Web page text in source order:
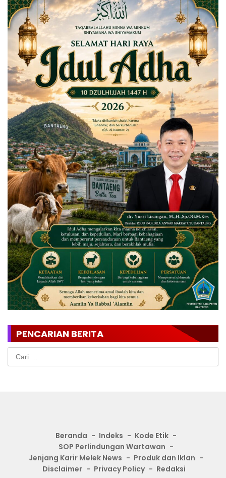
PENCARIAN BERITA
Cari
untuk:
Beranda Indeks
Kode Etik
SOP Perlindungan Wartawan
Jenjang Karir Melek News
Produk dan Iklan
Disclaimer
Privacy Policy Redaksi